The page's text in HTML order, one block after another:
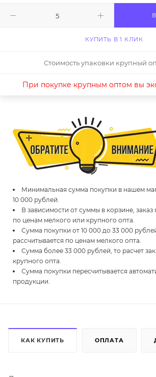
КУПИТЬ В 1 КЛИК
Стоимость упаковки крупный
При покупке крупным оптом вы
Минимальная сумма покупки в нашем
10 000 рублей.
В зависимости от суммы в корзине, заказ
по ценам мелкого или крупного опта.
Сумма покупки от 10 000 до 33 000
рассчитывается по ценам мелкого опта.
Сумма более 33 000 рублей, то расчет
крупного опта.
Сумма покупки пересчитывается
продукции.
КАК КУПИТЬ ОПЛАТА